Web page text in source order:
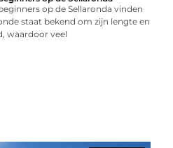
op de Sellaronda vinden
staat bekend om zijn lengte en
waardoor veel